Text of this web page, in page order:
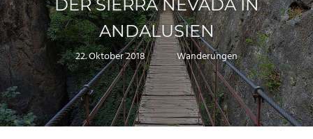
DER SIERRA NEVADA IN
ANDALUSIEN
22. Oktober 2018 Marc
Wanderungen